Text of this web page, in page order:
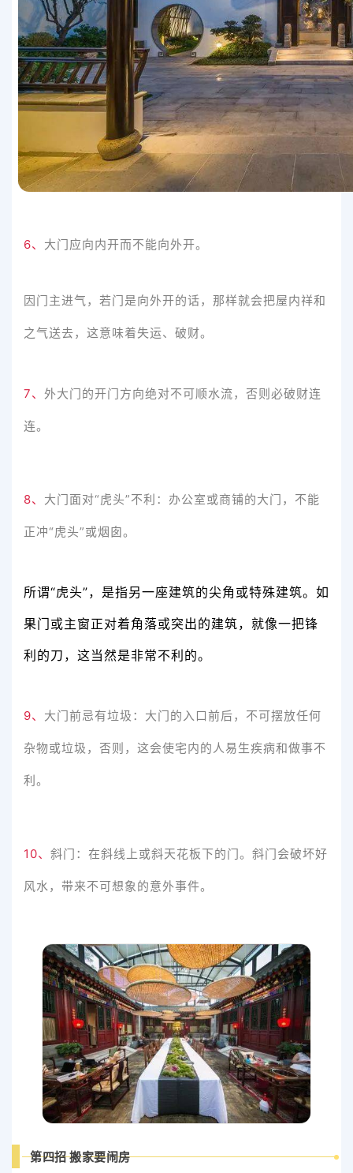
6、 大门应向内开而不能向外开。
因门主进气，若门是向外开的话，那样就会把屋内祥和
之气送去，这意味着失运、破财。
7、 外大门的开门方向绝对不可顺水流，否则必破财连
连。
8、 大门面对“虎头”不利：办公室或商铺的大门，不能
正冲“虎头”或烟囱。
所谓“虎头”，是指另一座建筑的尖角或特殊建筑。如
果门或主窗正对着角落或突出的建筑，就像一把锋
利的刀，这当然是非常不利的。
9、 大门前忌有垃圾：大门的入口前后，不可摆放任何
杂物或垃圾，否则，这会使宅内的人易生疾病和做事不
利。
10、 斜门：在斜线上或斜天花板下的门。斜门会破坏好
风水，带来不可想象的意外事件。
第四招 搬家要闹房